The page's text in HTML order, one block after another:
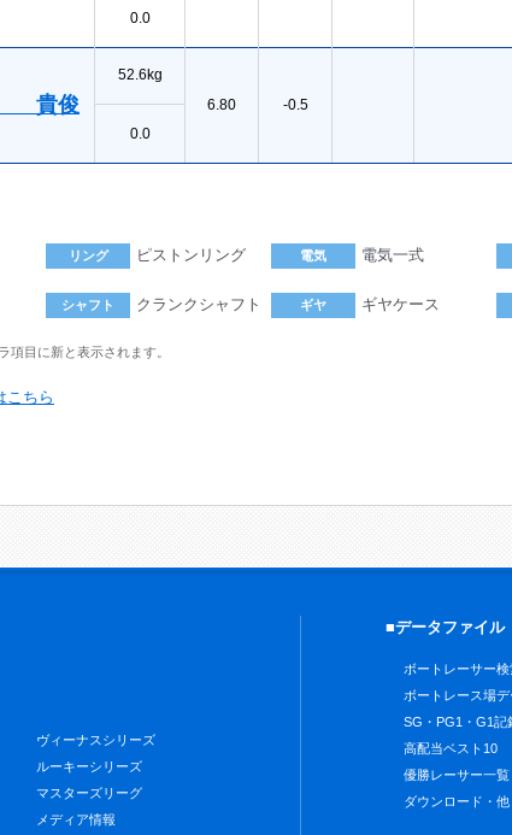
0.0
貴俊
52.6kg
6.80
-0.5
0.0
リング ピストンリング 電気 電気一式
シャフト クランクシャフト ギヤ ギヤケース
項目に新と表示されます。
こちら
ヴィーナスシリーズ
ルーキーシリーズ
マスターズリーグ
メディア情報
■データファイル
ボートレーサー検
ボートレース場デ
SG・PG1・G1記
高配当ベスト10
優勝レーサー一覧
ダウンロード・他